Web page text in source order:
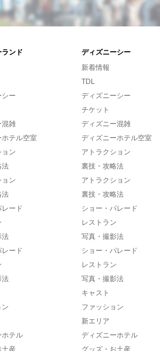
ンド ディズニーシー
ー
混雑
テル空室
ョン
法
ョン
法
レード
法
レード
法
ン
ホテル
土産
新着情報
TDL
ディズニーシー
チケット
ディズニー混雑
ディズニーホテル空室
アトラクション
裏技・攻略法
アトラクション
裏技・攻略法
ショー・パレード
レストラン
写真・撮影法
ショー・パレード
レストラン
写真・撮影法
キャスト
ファッション
新エリア
ディズニーホテル
グッズ・お土産